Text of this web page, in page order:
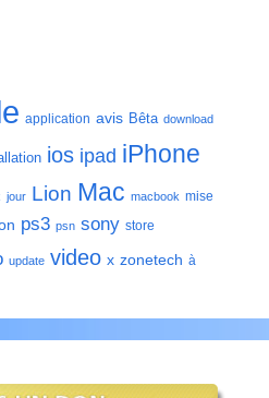
application avis Bêta download
ios ipad iPhone
jour Lion Mac macbook mise
ps3 psn sony store
update video x zonetech à